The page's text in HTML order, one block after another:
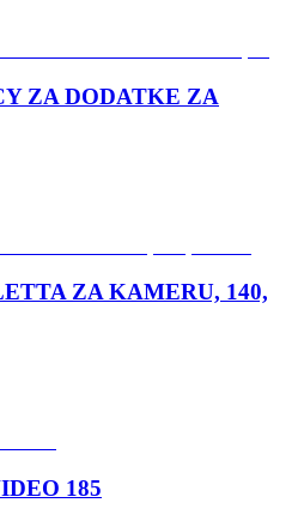
ZA DODATKE ZA
ZA KAMERU, 140,
185